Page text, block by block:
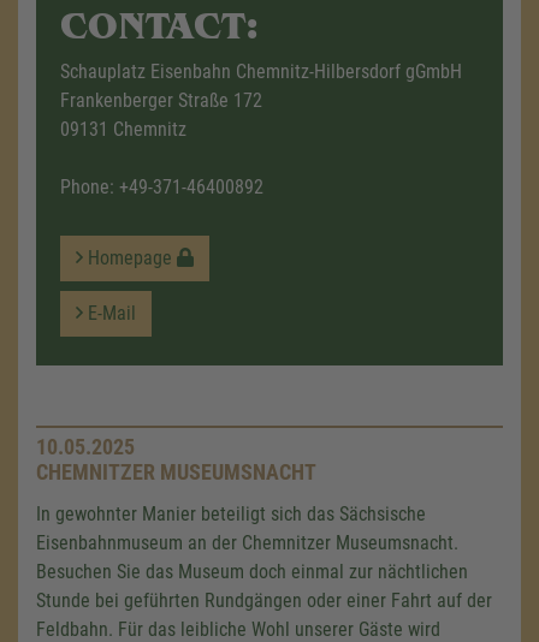
CONTACT:
Schauplatz Eisenbahn Chemnitz-Hilbersdorf gGmbH
Frankenberger Straße 172
09131 Chemnitz
Phone: +49-371-46400892
Homepage
E-Mail
10.05.2025
CHEMNITZER MUSEUMSNACHT
In gewohnter Manier beteiligt sich das Sächsische
Eisenbahnmuseum an der Chemnitzer Museumsnacht.
Besuchen Sie das Museum doch einmal zur nächtlichen
Stunde bei geführten Rundgängen oder einer Fahrt auf der
Feldbahn. Für das leibliche Wohl unserer Gäste wird